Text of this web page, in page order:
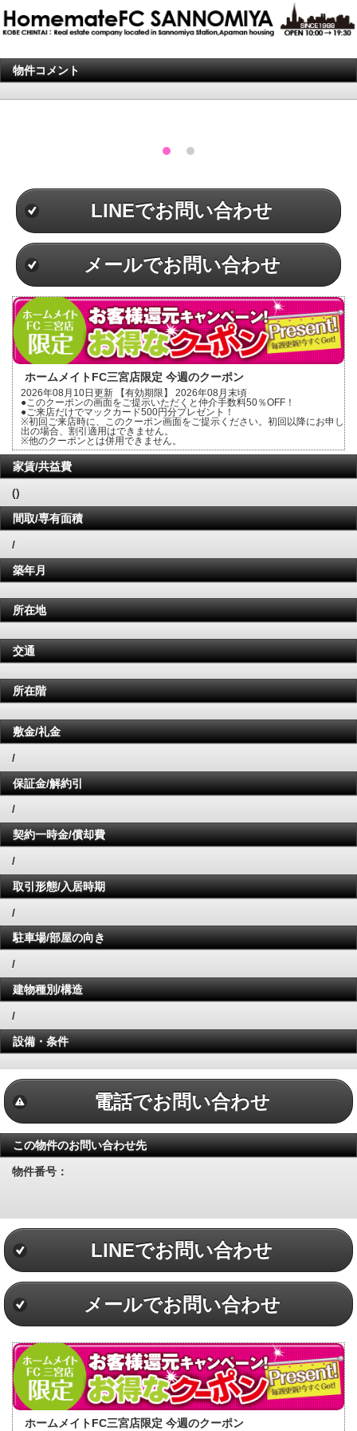
物件コメント
LINEでお問い合わせ
メールでお問い合わせ
ホームメイトFC三宮店限定 今週のクーポン
2026年08月10日更新 【有効期限】 2026年08月末頃
●このクーポンの画面をご提示いただくと仲介手数料50％OFF！
●ご来店だけでマックカード500円分プレゼント！
※初回ご来店時に、このクーポン画面をご提示ください。初回以降にお申し
出の場合、割引適用はできません。
※他のクーポンとは併用できません。
家賃/共益費
()
間取/専有面積
/
築年月
所在地
交通
所在階
敷金/礼金
/
保証金/解約引
/
契約一時金/償却費
/
取引形態/入居時期
/
駐車場/部屋の向き
/
建物種別/構造
/
設備・条件
電話でお問い合わせ
この物件のお問い合わせ先
物件番号：
LINEでお問い合わせ
メールでお問い合わせ
ホームメイトFC三宮店限定 今週のクーポン